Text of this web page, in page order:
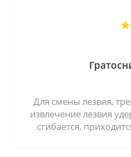
Для смены лезвия,
извлечение лезвия
сгибается,